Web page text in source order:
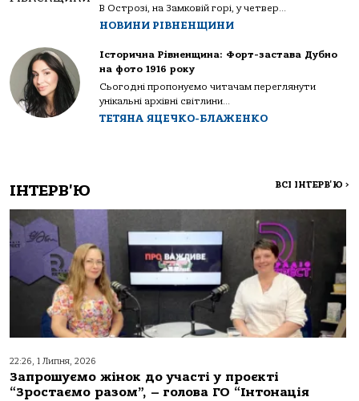
В Острозі, на Замковій горі, у четвер...
НОВИНИ РІВНЕНЩИНИ
Історична Рівненщина: Форт-застава Дубно
на фото 1916 року
Сьогодні пропонуємо читачам переглянути
унікальні архівні світлини...
ТЕТЯНА ЯЦЕЧКО-БЛАЖЕНКО
ІНТЕРВ'Ю ВСІ ІНТЕРВ'Ю >
22:26, 1 Липня, 2026
Запрошуємо жінок до участі у проєкті
“Зростаємо разом”, – голова ГО “Інтонація